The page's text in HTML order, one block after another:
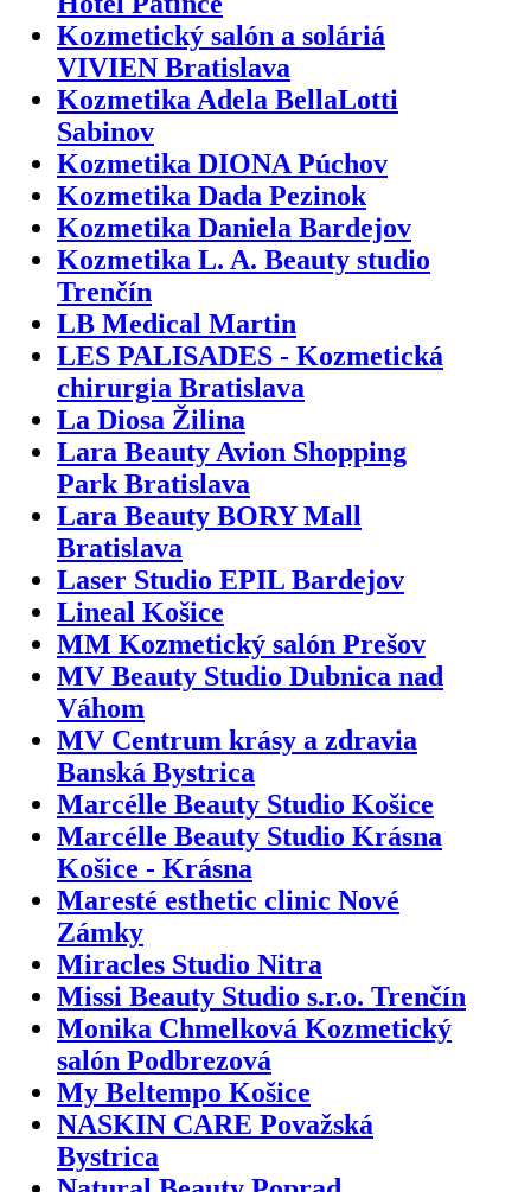
Kozmetický salón a soláriá
VIVIEN Bratislava
Kozmetika Adela BellaLotti
Sabinov
Kozmetika DIONA Púchov
Kozmetika Dada Pezinok
Kozmetika Daniela Bardejov
Kozmetika L. A. Beauty studio
Trenčín
LB Medical Martin
LES PALISADES - Kozmetická
chirurgia Bratislava
La Diosa Žilina
Lara Beauty Avion Shopping
Park Bratislava
Lara Beauty BORY Mall
Bratislava
Laser Studio EPIL Bardejov
Lineal Košice
MM Kozmetický salón Prešov
MV Beauty Studio Dubnica nad
Váhom
MV Centrum krásy a zdravia
Banská Bystrica
Marcélle Beauty Studio Košice
Marcélle Beauty Studio Krásna
Košice - Krásna
Maresté esthetic clinic Nové
Zámky
Miracles Studio Nitra
Missi Beauty Studio s.r.o. Trenčín
Monika Chmelková Kozmetický
salón Podbrezová
My Beltempo Košice
NASKIN CARE Považská
Bystrica